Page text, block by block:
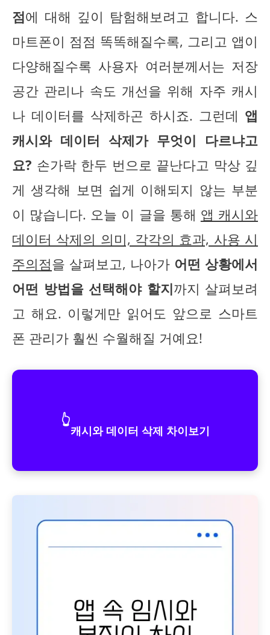
점에 대해 깊이 탐험해보려고 합니다. 스
마트폰이 점점 똑똑해질수록, 그리고 앱이
다양해질수록 사용자 여러분께서는 저장
공간 관리나 속도 개선을 위해 자주 캐시
나 데이터를 삭제하곤 하시죠. 그런데 앱
캐시와 데이터 삭제가 무엇이 다르냐고
요? 손가락 한두 번으로 끝난다고 막상 깊
게 생각해 보면 쉽게 이해되지 않는 부분
이 많습니다. 오늘 이 글을 통해 앱 캐시와
데이터 삭제의 의미, 각각의 효과, 사용 시
주의점을 살펴보고, 나아가 어떤 상황에서
어떤 방법을 선택해야 할지까지 살펴보려
고 해요. 이렇게만 읽어도 앞으로 스마트
폰 관리가 훨씬 수월해질 거예요!
👆
캐시와 데이터 삭제 차이보기